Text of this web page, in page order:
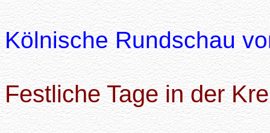
Kölnische Rundschau
Festliche Tage in der